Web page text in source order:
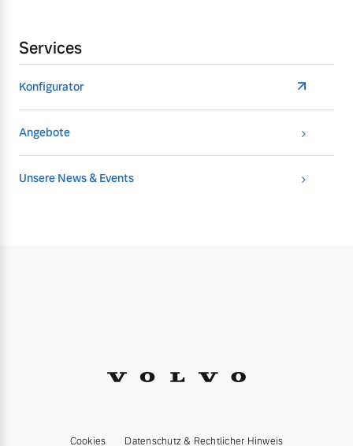
Services
Konfigurator
Angebote
Unsere News & Events
Cookies Datenschutz & Rechtlicher Hinweis